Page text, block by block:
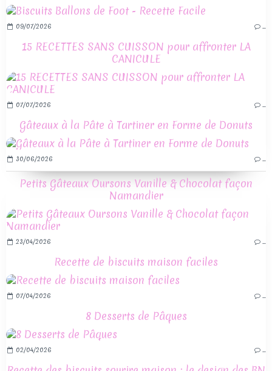
09/07/2026 …
15 RECETTES SANS CUISSON pour affronter LA
CANICULE
07/07/2026 …
Gâteaux à la Pâte à Tartiner en Forme de Donuts
30/06/2026 …
Petits Gâteaux Oursons Vanille & Chocolat façon
Namandier
23/04/2026 …
Recette de biscuits maison faciles
07/04/2026 …
8 Desserts de Pâques
02/04/2026 …